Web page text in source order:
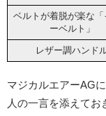
ベルトが着脱が楽な「
ーベルト」
レザー調ハンド
マジカルエアーAG
人の一言を添えてお